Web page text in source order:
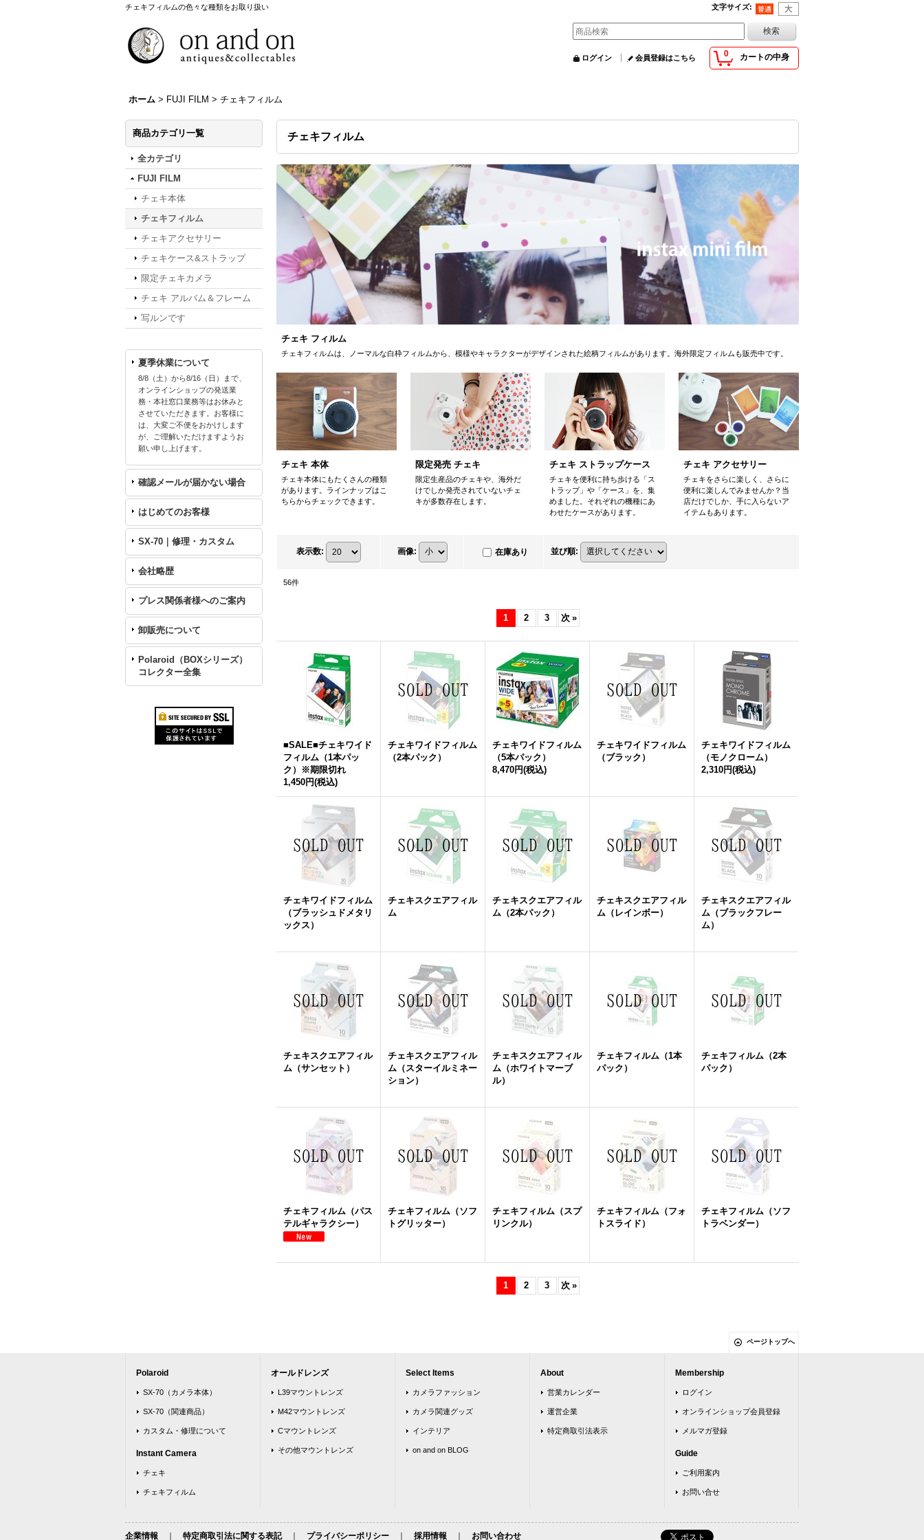
チェキフィルムの色々な種類をお取り扱い 文字サイズ:
0 カートの中身
ログイン 会員登録はこちら
ホーム > FUJI FILM > チェキフィルム
商品カテゴリ一覧
全カテゴリ
FUJI FILM
チェキ本体
チェキフィルム
チェキアクセサリー
チェキケース&ストラップ
限定チェキカメラ
チェキ アルバム＆フレーム
写ルンです
夏季休業について
8/8（土）から8/16（日）まで、
オンラインショップの発送業
務・本社窓口業務等はお休みと
させていただきます。お客様に
は、大変ご不便をおかけします
が、ご理解いただけますようお
願い申し上げます。
確認メールが届かない場合
はじめてのお客様
SX-70｜修理・カスタム
会社略歴
プレス関係者様へのご案内
卸販売について
Polaroid（BOXシリーズ）
コレクター全集
チェキフィルム
チェキ フィルム
チェキフィルムは、ノーマルな白枠フィルムから、模様やキャラクターがデザインされた絵柄フィルムがあります。海外限定フィルムも販売中です。
チェキ 本体
チェキ本体にもたくさんの種類
があります。ラインナップはこ
ちらからチェックできます。
限定発売 チェキ
限定生産品のチェキや、海外だ
けでしか発売されていないチェ
キが多数存在します。
チェキ ストラップケース
チェキを便利に持ち歩ける「ス
トラップ」や「ケース」を、集
めました。それぞれの機種にあ
わせたケースがあります。
チェキ アクセサリー
チェキをさらに楽しく、さらに
便利に楽しんでみませんか？当
店だけでしか、手に入らないア
イテムもあります。
表示数: 画像: 在庫あり 並び順:
56件
1 2 3 次 »
■SALE■チェキワイド
フィルム（1本パッ
ク）※期限切れ
1,450円(税込)
チェキワイドフィルム
（2本パック）
チェキワイドフィルム
（5本パック）
8,470円(税込)
チェキワイドフィルム
（ブラック）
チェキワイドフィルム
（モノクローム）
2,310円(税込)
チェキワイドフィルム
（ブラッシュドメタリ
ックス）
チェキスクエアフィル
ム
チェキスクエアフィル
ム（2本パック）
チェキスクエアフィル
ム（レインボー）
チェキスクエアフィル
ム（ブラックフレー
ム）
チェキスクエアフィル
ム（サンセット）
チェキスクエアフィル
ム（スターイルミネー
ション）
チェキスクエアフィル
ム（ホワイトマーブ
ル）
チェキフィルム（1本
パック）
チェキフィルム（2本
パック）
チェキフィルム（パス
テルギャラクシー）
チェキフィルム（ソフ
トグリッター）
チェキフィルム（スプ
リンクル）
チェキフィルム（フォ
トスライド）
チェキフィルム（ソフ
トラベンダー）
1 2 3 次 »
ページトップへ
Polaroid
SX-70（カメラ本体）
SX-70（関連商品）
カスタム・修理について
Instant Camera
チェキ
チェキフィルム
オールドレンズ
L39マウントレンズ
M42マウントレンズ
Cマウントレンズ
その他マウントレンズ
Select Items
カメラファッション
カメラ関連グッズ
インテリア
on and on BLOG
About
営業カレンダー
運営企業
特定商取引法表示
Membership
ログイン
オンラインショップ会員登録
メルマガ登録
Guide
ご利用案内
お問い合せ
企業情報 ｜ 特定商取引法に関する表記｜ プライバシーポリシー ｜ 採用情報 ｜ お問い合わせ